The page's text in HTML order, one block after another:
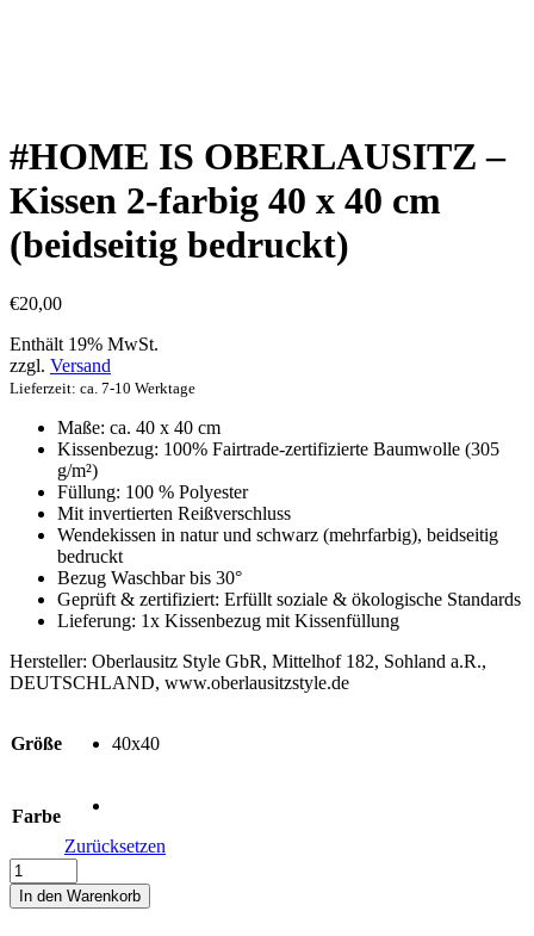
#HOME IS OBERLAUSITZ –
Kissen 2-farbig 40 x 40 cm
(beidseitig bedruckt)
€20,00
Enthält 19% MwSt.
zzgl. Versand
Lieferzeit: ca. 7-10 Werktage
Maße: ca. 40 x 40 cm
Kissenbezug: 100% Fairtrade-zertifizierte Baumwolle (305
g/m²)
Füllung: 100 % Polyester
Mit invertierten Reißverschluss
Wendekissen in natur und schwarz (mehrfarbig), beidseitig
bedruckt
Bezug Waschbar bis 30°
Geprüft & zertifiziert: Erfüllt soziale & ökologische Standards
Lieferung: 1x Kissenbezug mit Kissenfüllung
Hersteller: Oberlausitz Style GbR, Mittelhof 182, Sohland a.R.,
DEUTSCHLAND, www.oberlausitzstyle.de
Größe 40x40
Farbe
Zurücksetzen
#HOME
IS
OBERLAUSITZ
In den Warenkorb